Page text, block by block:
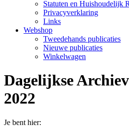
Statuten en Huishoudelijk
Privacyverklaring
Links
Webshop
Tweedehands publicaties
Nieuwe publicaties
Winkelwagen
Dagelijkse
2022
Je bent hier: